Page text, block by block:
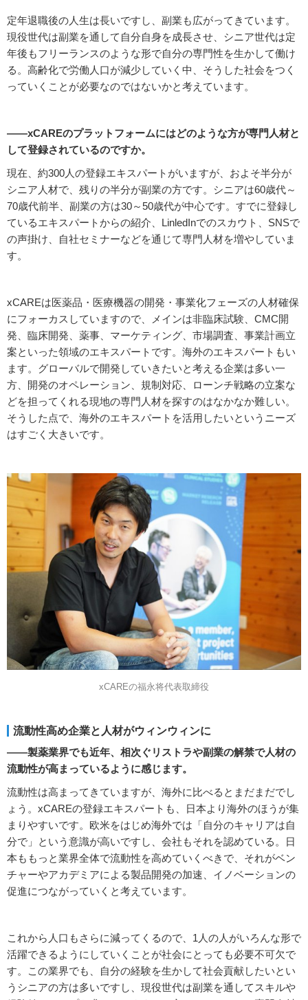
定年退職後の人生は長いですし、副業も広がってきています。
現役世代は副業を通して自分自身を成長させ、シニア世代は定
年後もフリーランスのような形で自分の専門性を生かして働け
る。高齢化で労働人口が減少していく中、そうした社会をつく
っていくことが必要なのではないかと考えています。
――xCAREのプラットフォームにはどのような方が専門人材と
して登録されているのですか。
現在、約300人の登録エキスパートがいますが、およそ半分が
シニア人材で、残りの半分が副業の方です。シニアは60歳代～
70歳代前半、副業の方は30～50歳代が中心です。すでに登録し
ているエキスパートからの紹介、LinledInでのスカウト、SNSで
の声掛け、自社セミナーなどを通じて専門人材を増やしていま
す。
xCAREは医薬品・医療機器の開発・事業化フェーズの人材確保
にフォーカスしていますので、メインは非臨床試験、CMC開
発、臨床開発、薬事、マーケティング、市場調査、事業計画立
案といった領域のエキスパートです。海外のエキスパートもい
ます。グローバルで開発していきたいと考える企業は多い一
方、開発のオペレーション、規制対応、ローンチ戦略の立案な
どを担ってくれる現地の専門人材を探すのはなかなか難しい。
そうした点で、海外のエキスパートを活用したいというニーズ
はすごく大きいです。
xCAREの福永将代表取締役
流動性高め企業と人材がウィンウィンに
――製薬業界でも近年、相次ぐリストラや副業の解禁で人材の
流動性が高まっているように感じます。
流動性は高まってきていますが、海外に比べるとまだまだでし
ょう。xCAREの登録エキスパートも、日本より海外のほうが集
まりやすいです。欧米をはじめ海外では「自分のキャリアは自
分で」という意識が高いですし、会社もそれを認めている。日
本ももっと業界全体で流動性を高めていくべきで、それがベン
チャーやアカデミアによる製品開発の加速、イノベーションの
促進につながっていくと考えています。
これから人口もさらに減ってくるので、1人の人がいろんな形で
活躍できるようにしていくことが社会にとっても必要不可欠で
す。この業界でも、自分の経験を生かして社会貢献したいとい
うシニアの方は多いですし、現役世代は副業を通してスキルや